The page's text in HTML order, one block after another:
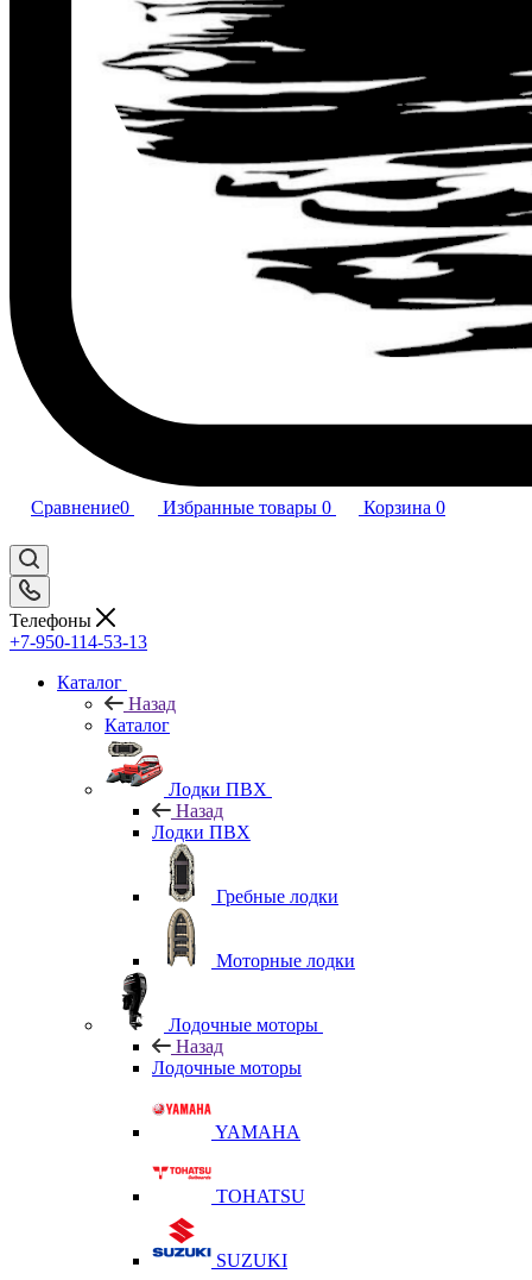
Сравнение0 Избранные товары 0 Корзина 0
Телефоны
+7-950-114-53-13
Каталог
Назад
Каталог
Лодки ПВХ
Назад
Лодки ПВХ
Гребные лодки
Моторные лодки
Лодочные моторы
Назад
Лодочные моторы
YAMAHA
TOHATSU
SUZUKI